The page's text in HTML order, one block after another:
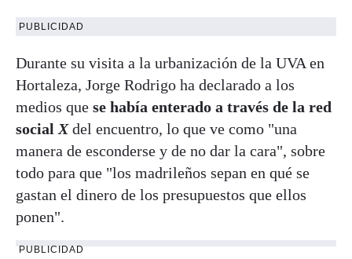
PUBLICIDAD
Durante su visita a la urbanización de la UVA en
Hortaleza, Jorge Rodrigo ha declarado a los
medios que se había enterado a través de la red
social Xdel encuentro, lo que ve como "una
manera de esconderse y de no dar la cara", sobre
todo para que "los madrileños sepan en qué se
gastan el dinero de los presupuestos que ellos
ponen".
PUBLICIDAD